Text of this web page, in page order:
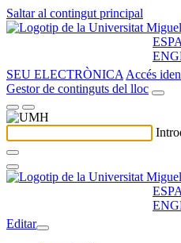
Saltar al contingut principal
SEU ELECTRÒNICA Accés
Gestor de continguts del lloc
Editar